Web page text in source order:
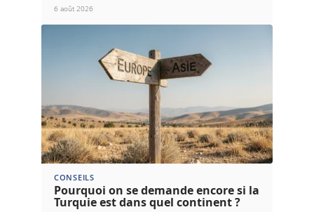
6 août 2026
CONSEILS
Pourquoi on se demande encore si la
Turquie est dans quel continent ?